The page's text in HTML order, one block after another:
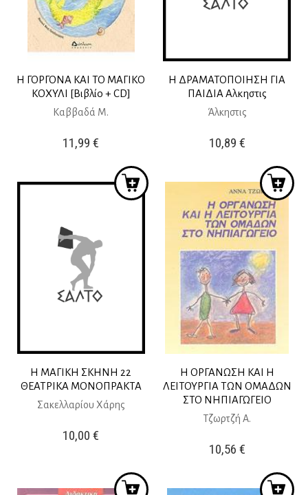
Η ΓΟΡΓΟΝΑ ΚΑΙ ΤΟ ΜΑΓΙΚΟ
ΚΟΧΥΛΙ [Βιβλίο + CD]
Καββαδά Μ.
11,99€
Η ΔΡΑΜΑΤΟΠΟΙΗΣΗ ΓΙΑ
ΠΑΙΔΙΑ Αλκηστις
Άλκηστις
10,89 €
Η ΜΑΓΙΚΗ ΣΚΗΝΗ 22
ΘΕΑΤΡΙΚΑ ΜΟΝΟΠΡΑΚΤΑ
Σακελλαρίου Χάρης
10,00€
Η ΟΡΓΑΝΩΣΗ ΚΑΙ Η
ΛΕΙΤΟΥΡΓΙΑ ΤΩΝ ΟΜΑΔΩΝ
ΣΤΟ ΝΗΠΙΑΓΩΓΕΙΟ
Τζωρτζή Α.
10,56 €